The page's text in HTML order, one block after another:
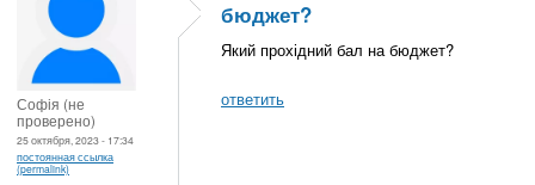
Софія (не
проверено)
25 октября, 2023 - 17:34
постоянная ссылка
(permalink)
бюджет?
Який прохідний бал на бюджет?
ответить